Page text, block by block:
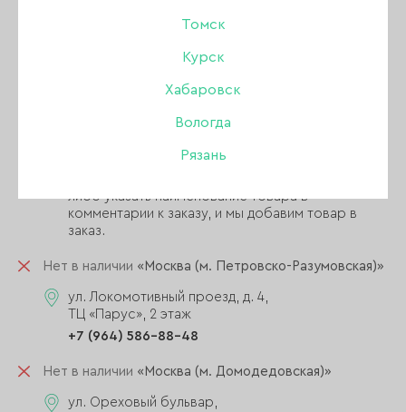
Томск
Курск
Хабаровск
Вологда
Рязань
«Москва (м. Домодедовская)»
д. 14, корп. 3, 3 этаж, ТРЦ «Домодедовский»,
+7 (903) 757-99-95
Обратите внимание! Если товар есть в магазине
либо указать наименование товара в
комментарии к заказу, и мы добавим товар в
заказ.
Нет в наличии «Москва (м. Петровско-Разумовская)»
ул. Локомотивный проезд, д. 4,
ТЦ «Парус», 2 этаж
+7 (964) 586-88-48
Нет в наличии «Москва (м. Домодедовская)»
ул. Ореховый бульвар,